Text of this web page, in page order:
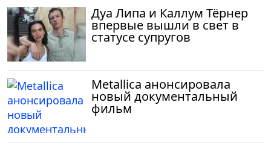
Дуа Липа и Каллум Тёрнер
впервые вышли в свет в
статусе супругов
Metallica анонсировала
новый документальный
фильм